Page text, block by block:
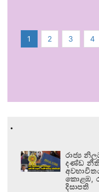
1 2 3 4
.
රාජ්‍ය
දණ්ඩ නීති
කොළඹ,
දිසාපති